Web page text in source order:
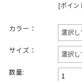
[ポイン
カラー：
サイズ：
数量: